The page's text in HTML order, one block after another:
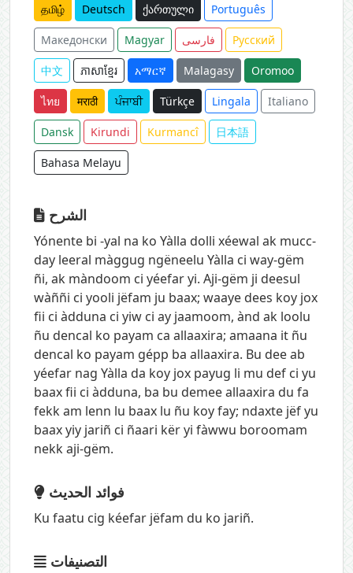
தமிழ் Deutsch ქართული Português
Македонски Magyar فارسی Русский
中文 ភាសាខ្មែរ አማርኛ Malagasy Oromoo
ไทย मराठी ਪੰਜਾਬੀ Türkçe Lingala Italiano
Dansk Kirundi Kurmancî 日本語
Bahasa Melayu
الشرح
Yónente bi -yal na ko Yàlla dolli xéewal ak mucc-
day leeral màggug ngëneelu Yàlla ci way-gëm
ñi, ak màndoom ci yéefar yi. Aji-gëm ji deesul
wàññi ci yooli jëfam ju baax; waaye dees koy jox
fii ci àdduna ci yiw ci ay jaamoom, ànd ak loolu
ñu dencal ko payam ca allaaxira; amaana it ñu
dencal ko payam gépp ba allaaxira. Bu dee ab
yéefar nag Yàlla da koy jox payug li mu def ci yu
baax fii ci àdduna, ba bu demee allaaxira du fa
fekk am lenn lu baax lu ñu koy fay; ndaxte jëf yu
baax yiy jariñ ci ñaari kër yi fàwwu boroomam
nekk aji-gëm.
فوائد الحديث
Ku faatu cig kéefar jëfam du ko jariñ.
التصنيفات